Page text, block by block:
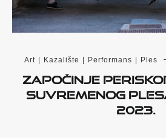
Art | Kazalište | Performans | Ples
Započinje
suvremenog
2023.